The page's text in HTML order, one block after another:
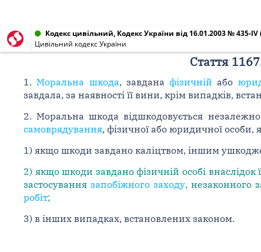
Кодекс цивільний, Кодекс України від 16.01.2003 № 435-IV
Цивільний кодекс України